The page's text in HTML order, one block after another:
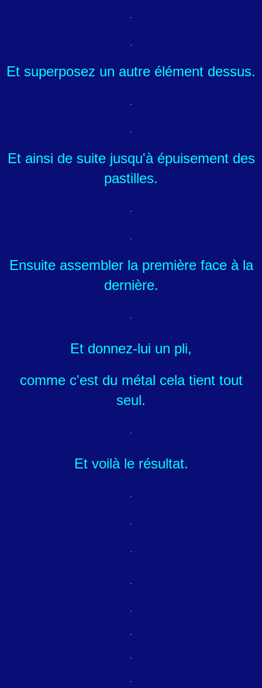
Et superposez un autre élément dessus.
Et ainsi de suite jusqu'à épuisement des
pastilles.
Ensuite assembler la première face à la
dernière.
Et donnez-lui un pli,
comme c'est du métal cela tient tout
seul.
Et voilà le résultat.